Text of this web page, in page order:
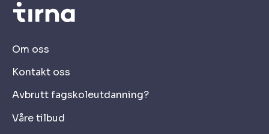
Generell kompetanse
produksjonsledelse i gjenvinningsbransjen
utøvelsen av lederskap i
gjenvinningsbransjen
Om oss
Kontakt oss
Avbrutt fagskoleutdanning?
Våre tilbud